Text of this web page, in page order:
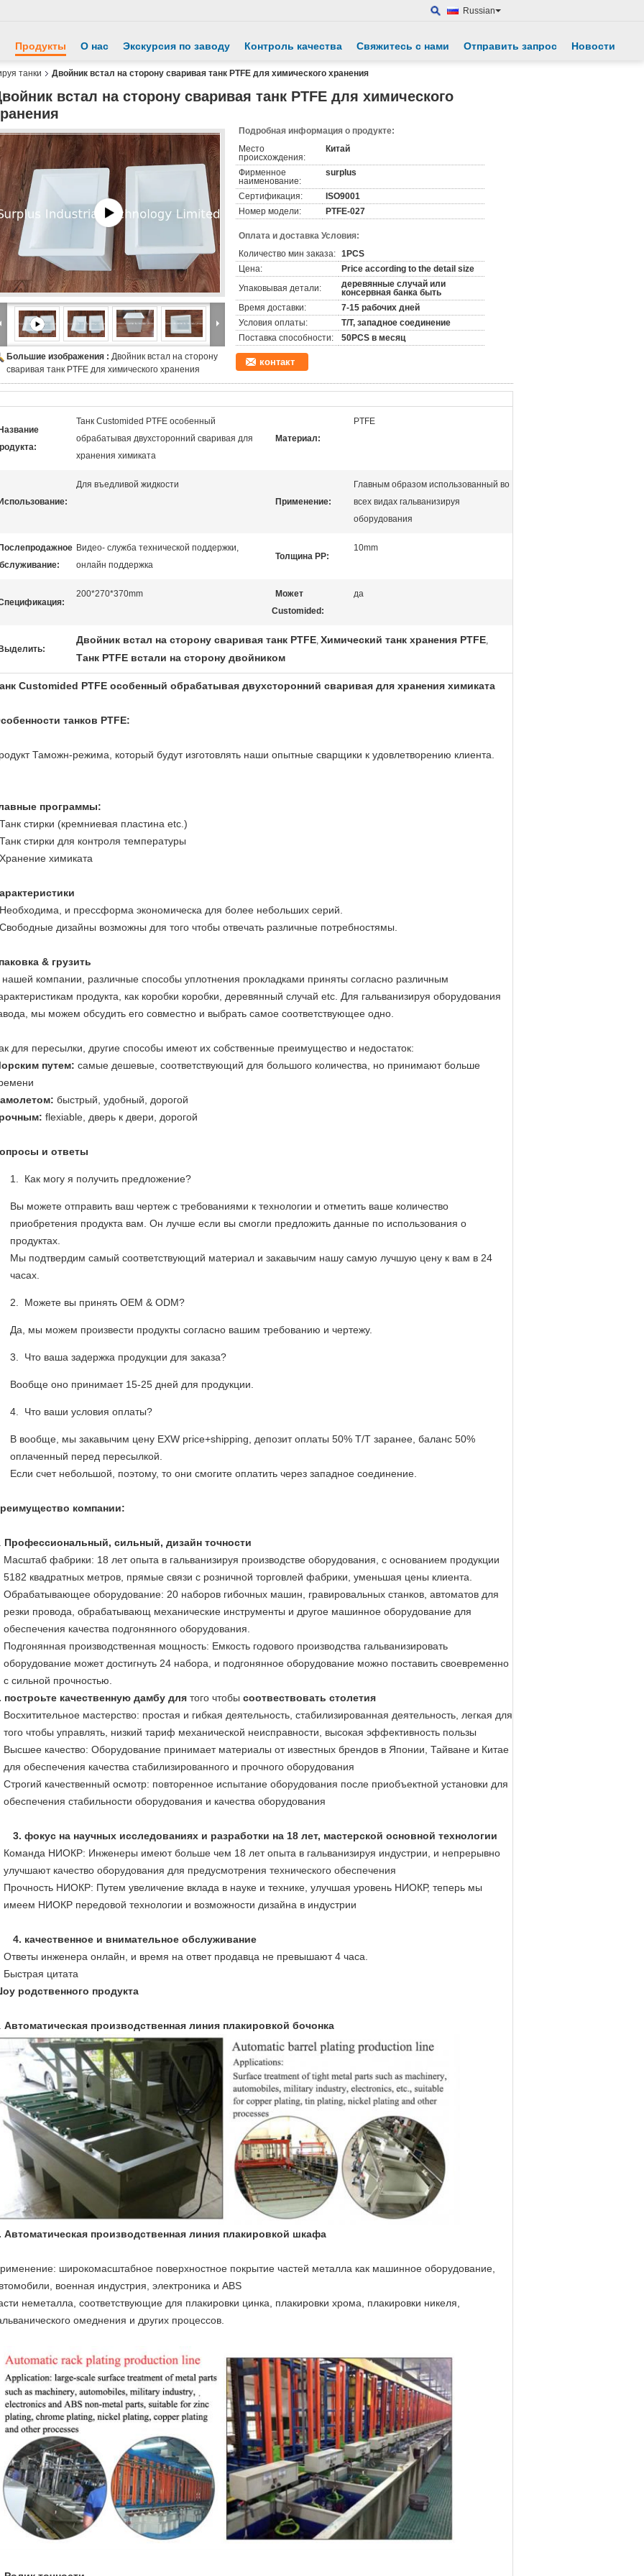
Russian
Продукты О нас Экскурсия по заводу Контроль качества Свяжитесь с нами Отправить запрос Новости
танки Двойник встал на сторону сваривая танк PTFE для химического хранения
встал на сторону сваривая танк PTFE для химического
Большие изображения : Двойник встал на сторону
сваривая танк PTFE для химического хранения
Подробная информация о продукте:
Место
происхождения:
Китай
Фирменное
наименование:
surplus
Сертификация:
ISO9001
Номер модели:
PTFE-027
Оплата и доставка Условия:
Количество мин заказа: 1PCS
Цена:
Price according to the detail size
Упаковывая детали:
деревянные случай или
консервная банка быть
Время доставки:
7-15 рабочих дней
Условия оплаты:
T/T, западное соединение
Поставка способности:
50PCS в месяц
контакт
Танк Customided PTFE особенный
обрабатывая двухсторонний сваривая для
хранения химиката
Материал:
PTFE
Для въедливой жидкости
Применение:
Главным образом использованный во
всех видах гальванизируя
оборудования
Видео- служба технической поддержки,
онлайн поддержка
Толщина PP:
10mm
200*270*370mm
Может
Customided:
да
Двойник встал на сторону сваривая танк PTFE, Химический танк хранения PTFE,
Танк PTFE встали на сторону двойником
Customided PTFE особенный обрабатывая двухсторонний сваривая для хранения химиката
танков PTFE:
Таможн-режима, который будут изготовлять наши опытные сварщики к удовлетворению клиента.
программы:
стирки (кремниевая пластина etc.)
стирки для контроля температуры
химиката
и прессформа экономическа для более небольших серий.
дизайны возможны для того чтобы отвечать различные потребностямы.
& грузить
компании, различные способы уплотнения прокладками приняты согласно различным
продукта, как коробки коробки, деревянный случай etc. Для гальванизируя оборудования
мы можем обсудить его совместно и выбрать самое соответствующее одно.
для пересылки, другие способы имеют их собственные преимущество и недостаток:
путем: самые дешевые, соответствующий для большого количества, но принимают больше
быстрый, удобный, дорогой
flexiable, дверь к двери, дорогой
и ответы
Как могу я получить предложение?
Вы можете отправить ваш чертеж с требованиями к технологии и отметить ваше количество
приобретения продукта вам. Он лучше если вы смогли предложить данные по использования о
продуктах.
Мы подтвердим самый соответствующий материал и закавычим нашу самую лучшую цену к вам в 24
часах.
Можете вы принять OEM & ODM?
Да, мы можем произвести продукты согласно вашим требованию и чертежу.
Что ваша задержка продукции для заказа?
Вообще оно принимает 15-25 дней для продукции.
Что ваши условия оплаты?
В вообще, мы закавычим цену EXW price+shipping, депозит оплаты 50% T/T заранее, баланс 50%
оплаченный перед пересылкой.
Если счет небольшой, поэтому, то они смогите оплатить через западное соединение.
компании:
Профессиональный, сильный, дизайн точности
Масштаб фабрики: 18 лет опыта в гальванизируя производстве оборудования, с основанием продукции
5182 квадратных метров, прямые связи с розничной торговлей фабрики, уменьшая цены клиента.
Обрабатывающее оборудование: 20 наборов гибочных машин, гравировальных станков, автоматов для
резки провода, обрабатывающ механические инструменты и другое машинное оборудование для
обеспечения качества подгонянного оборудования.
Подгонянная производственная мощность: Емкость годового производства гальванизировать
оборудование может достигнуть 24 набора, и подгонянное оборудование можно поставить своевременно
с сильной прочностью.
построьте качественную дамбу для того чтобы соотвествовать столетия
Восхитительное мастерство: простая и гибкая деятельность, стабилизированная деятельность, легкая для
того чтобы управлять, низкий тариф механической неисправности, высокая эффективность пользы
Высшее качество: Оборудование принимает материалы от известных брендов в Японии, Тайване и Китае
для обеспечения качества стабилизированного и прочного оборудования
Строгий качественный осмотр: повторенное испытание оборудования после приобъектной установки для
обеспечения стабильности оборудования и качества оборудования
3. фокус на научных исследованиях и разработки на 18 лет, мастерской основной технологии
Команда НИОКР: Инженеры имеют больше чем 18 лет опыта в гальванизируя индустрии, и непрерывно
улучшают качество оборудования для предусмотрения технического обеспечения
Прочность НИОКР: Путем увеличение вклада в науке и технике, улучшая уровень НИОКР, теперь мы
имеем НИОКР передовой технологии и возможности дизайна в индустрии
4. качественное и внимательное обслуживание
Ответы инженера онлайн, и время на ответ продавца не превышают 4 часа.
Быстрая цитата
родственного продукта
Автоматическая производственная линия плакировкой бочонка
Автоматическая производственная линия плакировкой шкафа
широкомасштабное поверхностное покрытие частей металла как машинное оборудование,
военная индустрия, электроника и ABS
неметалла, соответствующие для плакировки цинка, плакировки хрома, плакировки никеля,
омеднения и других процессов.